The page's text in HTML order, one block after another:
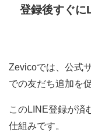
登録後すぐに
Zevicoでは、公式
での友だち追加を
このLINE登録が済
仕組みです。